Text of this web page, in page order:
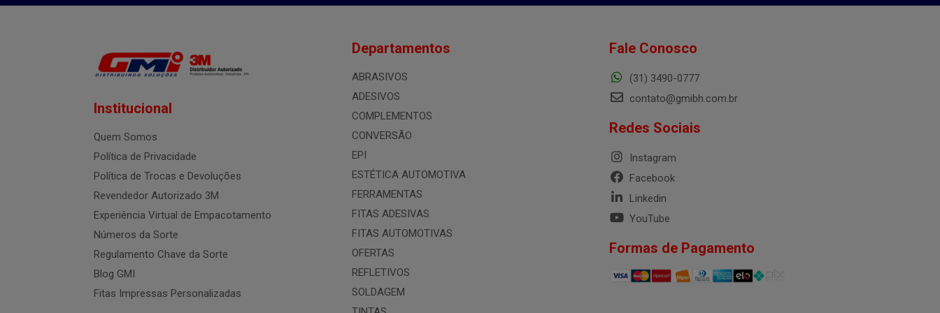
Institucional
Quem Somos
Política de Privacidade
Política de Trocas e Devoluções
Revendedor Autorizado 3M
Experiência Virtual de Empacotamento
Números da Sorte
Regulamento Chave da Sorte
Blog GMI
Fitas Impressas Personalizadas
Departamentos
ABRASIVOS
ADESIVOS
COMPLEMENTOS
CONVERSÃO
EPI
ESTÉTICA AUTOMOTIVA
FERRAMENTAS
FITAS ADESIVAS
FITAS AUTOMOTIVAS
OFERTAS
REFLETIVOS
SOLDAGEM
Fale Conosco
(31) 3490-0777
contato@gmibh.com.br
Redes Sociais
Instagram
Facebook
Linkedin
YouTube
Formas de Pagamento